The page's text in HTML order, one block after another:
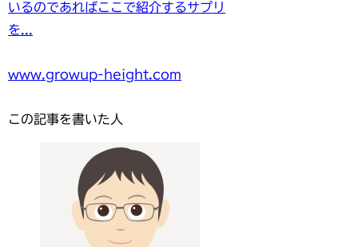
いるのであればここで紹介するサプリ
を...
www.growup-height.com
この記事を書いた人